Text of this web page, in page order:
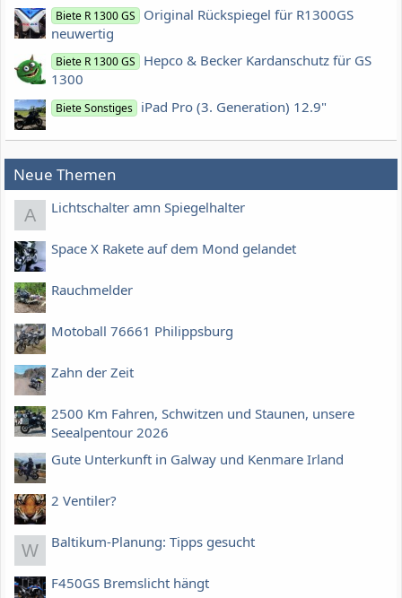
Biete R 1300 GS
Original Rückspiegel für R1300GS
neuwertig
Biete R 1300 GS
Hepco & Becker Kardanschutz für GS
1300
Biete Sonstiges iPad Pro (3. Generation) 12.9"
Neue Themen
A Lichtschalter amn Spiegelhalter
Space X Rakete auf dem Mond gelandet
Rauchmelder
Motoball 76661 Philippsburg
Zahn der Zeit
2500 Km Fahren, Schwitzen und Staunen, unsere
Seealpentour 2026
Gute Unterkunft in Galway und Kenmare Irland
2 Ventiler?
W Baltikum-Planung: Tipps gesucht
F450GS Bremslicht hängt